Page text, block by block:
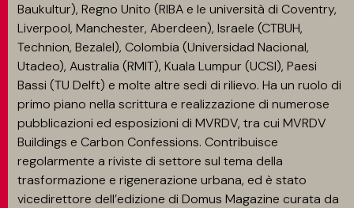
Baukultur), Regno Unito (RIBA e le università di Coventry,
Liverpool, Manchester, Aberdeen), Israele (CTBUH,
Technion, Bezalel), Colombia (Universidad Nacional,
Utadeo), Australia (RMIT), Kuala Lumpur (UCSI), Paesi
Bassi (TU Delft) e molte altre sedi di rilievo. Ha un ruolo di
primo piano nella scrittura e realizzazione di numerose
pubblicazioni ed esposizioni di MVRDV, tra cui MVRDV
Buildings e Carbon Confessions. Contribuisce
regolarmente a riviste di settore sul tema della
trasformazione e rigenerazione urbana, ed è stato
vicedirettore dell’edizione di Domus Magazine curata da